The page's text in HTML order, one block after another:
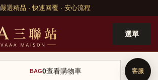
嚴選精品 · 快速回覆 · 安心流程
選單
BAG0查看購物車